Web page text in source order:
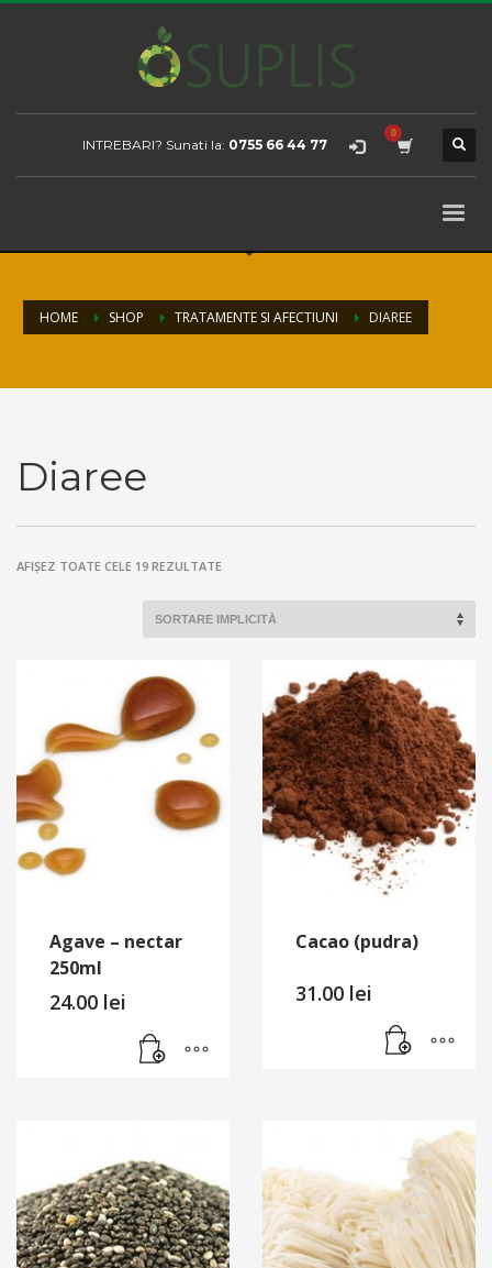
INTREBARI? Sunati la: 0755 66 44 77
HOME SHOP TRATAMENTE SI AFECTIUNI DIAREE
Diaree
AFIȘEZ TOATE CELE 19 REZULTATE
Agave – nectar
250ml
24.00 lei
Cacao (pudra)
31.00 lei